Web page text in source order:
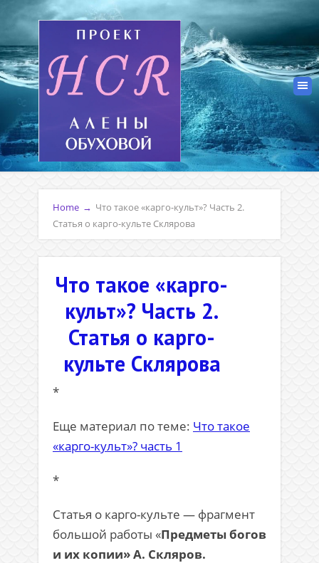
Home → Что такое «карго-культ»? Часть 2.
Статья о карго-культе Склярова
Что такое «карго-
культ»? Часть 2.
Статья о карго-
культе Склярова
*
Еще материал по теме: Что такое
«карго-культ»? часть 1
*
Статья о карго-культе — фрагмент
большой работы «Предметы богов
и их копии»А. Скляров.